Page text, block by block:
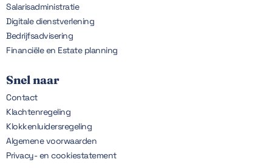
Salarisadministratie
Digitale dienstverlening
Bedrijfsadvisering
Financiële en Estate planning
Snel naar
Contact
Klachtenregeling
Klokkenluidersregeling
Algemene voorwaarden
Privacy- en cookiestatement